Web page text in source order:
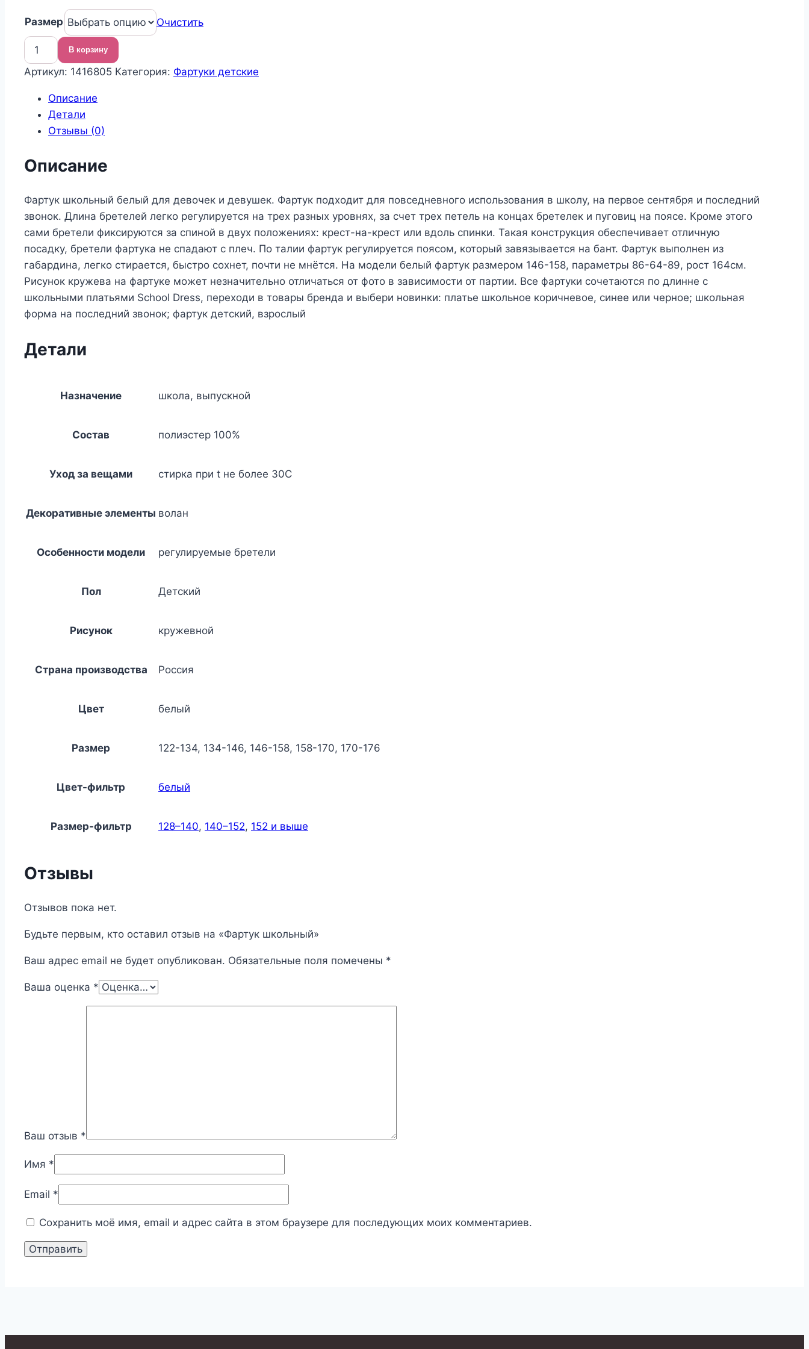
составляла
2
490,00 ₽.
1
145,40 ₽.
Размер Очистить
Количество
товара
школьный
В корзину
Артикул: 1416805 Категория: Фартуки детские
Описание
Детали
Отзывы (0)
Описание
Фартук школьный белый для девочек и девушек. Фартук подходит для повседневного использования в школу, на первое сентября и последний
звонок. Длина бретелей легко регулируется на трех разных уровнях, за счет трех петель на концах бретелек и пуговиц на поясе. Кроме этого
сами бретели фиксируются за спиной в двух положениях: крест-на-крест или вдоль спинки. Такая конструкция обеспечивает отличную
посадку, бретели фартука не спадают с плеч. По талии фартук регулируется поясом, который завязывается на бант. Фартук выполнен из
габардина, легко стирается, быстро сохнет, почти не мнётся. На модели белый фартук размером 146-158, параметры 86-64-89, рост 164см.
Рисунок кружева на фартуке может незначительно отличаться от фото в зависимости от партии. Все фартуки сочетаются по длинне с
школьными платьями School Dress, переходи в товары бренда и выбери новинки: платье школьное коричневое, синее или черное; школьная
форма на последний звонок; фартук детский, взрослый
Детали
Назначение школа, выпускной
Состав полиэстер 100%
Уход за вещами стирка при t не более 30С
Декоративные элементы волан
Особенности модели регулируемые бретели
Пол Детский
Рисунок кружевной
Страна производства Россия
Цвет белый
Размер 122-134, 134-146, 146-158, 158-170, 170-176
Цвет-фильтр белый
Размер-фильтр 128–140, 140–152, 152 и выше
Отзывы
Отзывов пока нет.
Будьте первым, кто оставил отзыв на «Фартук школьный»
Ваш адрес email не будет опубликован. Обязательные поля помечены *
Ваша оценка *
Ваш отзыв *
Имя *
Email *
Сохранить моё имя, email и адрес сайта в этом браузере для последующих моих комментариев.